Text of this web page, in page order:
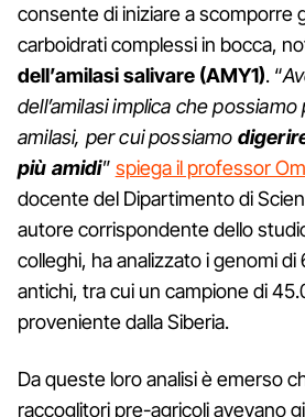
consente di iniziare a scomporre
carboidrati complessi in bocca,
dell’amilasi salivare (AMY1). “
dell’amilasi implica che
amilasi, per cui possiamo
più amidi” spiega il professor
docente del Dipartimento di
autore corrispondente dello
colleghi, ha analizzato i genomi di
antichi, tra cui un campione di
proveniente dalla Siberia.
Da queste loro analisi è emerso
raccoglitori pre-agricoli avevano